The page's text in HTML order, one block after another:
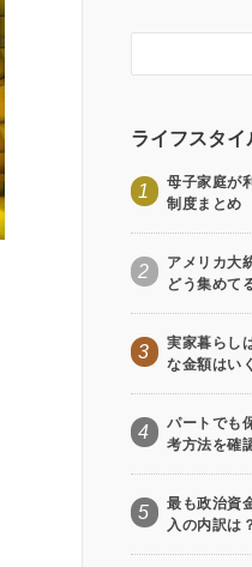
ライフスタ
1
母子家庭が
制度まとめ
2
アメリカ大
どう集めて
3
実家暮らし
な金額はい
4
パートでも
考方法を確
5
最も政治資
入の内訳は